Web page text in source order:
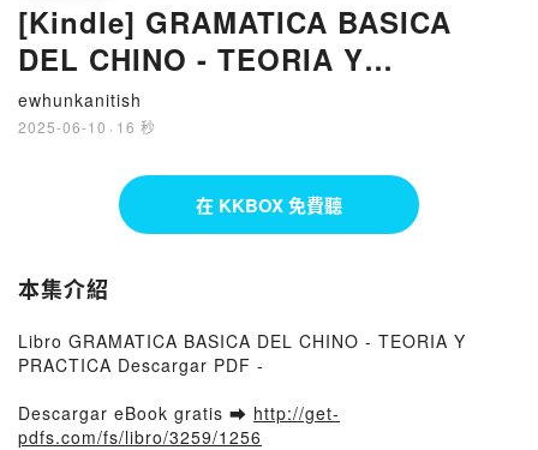
[Kindle] GRAMATICA BASICA
DEL CHINO - TEORIA Y
PRACTICA descargar gratis
ewhunkanitish
2025-06-10 · 16 秒
在 KKBOX 免費聽
本集介紹
Libro GRAMATICA BASICA DEL CHINO - TEORIA Y
PRACTICA Descargar PDF -
Descargar eBook gratis ➡ http://get-
pdfs.com/fs/libro/3259/1256